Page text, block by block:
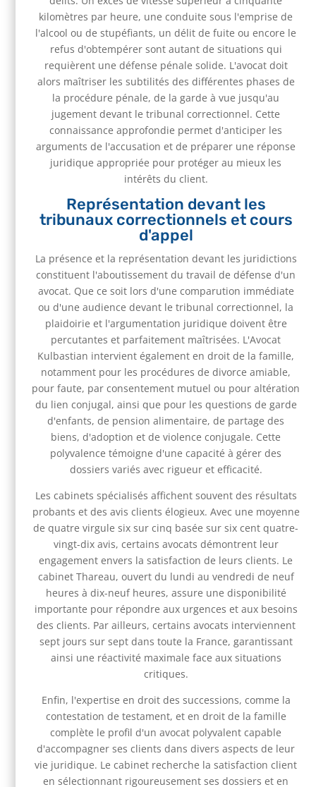
kilomètres par heure, une conduite sous l'emprise de
l'alcool ou de stupéfiants, un délit de fuite ou encore le
refus d'obtempérer sont autant de situations qui
requièrent une défense pénale solide. L'avocat doit
alors maîtriser les subtilités des différentes phases de
la procédure pénale, de la garde à vue jusqu'au
jugement devant le tribunal correctionnel. Cette
connaissance approfondie permet d'anticiper les
arguments de l'accusation et de préparer une réponse
juridique appropriée pour protéger au mieux les
intérêts du client.
Représentation devant les
tribunaux correctionnels et cours
d'appel
La présence et la représentation devant les juridictions
constituent l'aboutissement du travail de défense d'un
avocat. Que ce soit lors d'une comparution immédiate
ou d'une audience devant le tribunal correctionnel, la
plaidoirie et l'argumentation juridique doivent être
percutantes et parfaitement maîtrisées. L'Avocat
Kulbastian intervient également en droit de la famille,
notamment pour les procédures de divorce amiable,
pour faute, par consentement mutuel ou pour altération
du lien conjugal, ainsi que pour les questions de garde
d'enfants, de pension alimentaire, de partage des
biens, d'adoption et de violence conjugale. Cette
polyvalence témoigne d'une capacité à gérer des
dossiers variés avec rigueur et efficacité.
Les cabinets spécialisés affichent souvent des résultats
probants et des avis clients élogieux. Avec une moyenne
de quatre virgule six sur cinq basée sur six cent quatre-
vingt-dix avis, certains avocats démontrent leur
engagement envers la satisfaction de leurs clients. Le
cabinet Thareau, ouvert du lundi au vendredi de neuf
heures à dix-neuf heures, assure une disponibilité
importante pour répondre aux urgences et aux besoins
des clients. Par ailleurs, certains avocats interviennent
sept jours sur sept dans toute la France, garantissant
ainsi une réactivité maximale face aux situations
critiques.
Enfin, l'expertise en droit des successions, comme la
contestation de testament, et en droit de la famille
complète le profil d'un avocat polyvalent capable
d'accompagner ses clients dans divers aspects de leur
vie juridique. Le cabinet recherche la satisfaction client
en sélectionnant rigoureusement ses dossiers et en